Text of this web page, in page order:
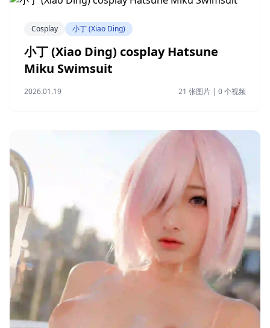
Cosplay 小丁 (Xiao Ding)
小丁 (Xiao Ding) cosplay Hatsune
Miku Swimsuit
2026.01.19 21 张图片 | 0 个视频